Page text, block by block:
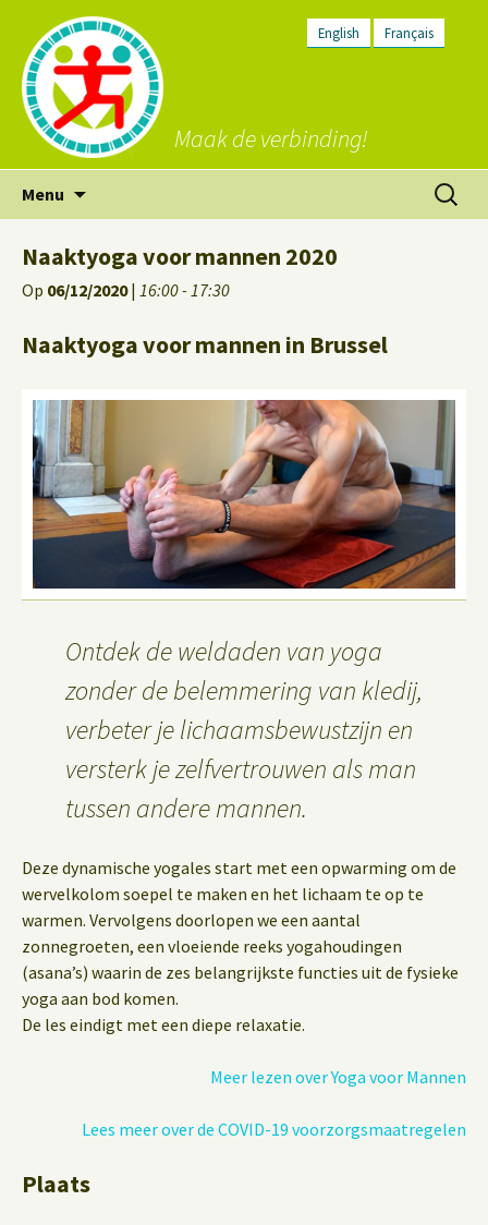
English Français
Maak de verbinding!
Menu
inhoud
Zoeken
naar:
Naaktyoga voor mannen 2020
Op 06/12/2020| 16:00 - 17:30
Naaktyoga voor mannen in Brussel
Ontdek de weldaden van yoga
zonder de belemmering van kledij,
verbeter je lichaamsbewustzijn en
versterk je zelfvertrouwen als man
tussen andere mannen.
Deze dynamische yogales start met een opwarming om de
wervelkolom soepel te maken en het lichaam te op te
warmen. Vervolgens doorlopen we een aantal
zonnegroeten, een vloeiende reeks yogahoudingen
(asana’s) waarin de zes belangrijkste functies uit de fysieke
yoga aan bod komen.
De les eindigt met een diepe relaxatie.
Meer lezen over Yoga voor Mannen
Lees meer over de COVID-19 voorzorgsmaatregelen
Plaats